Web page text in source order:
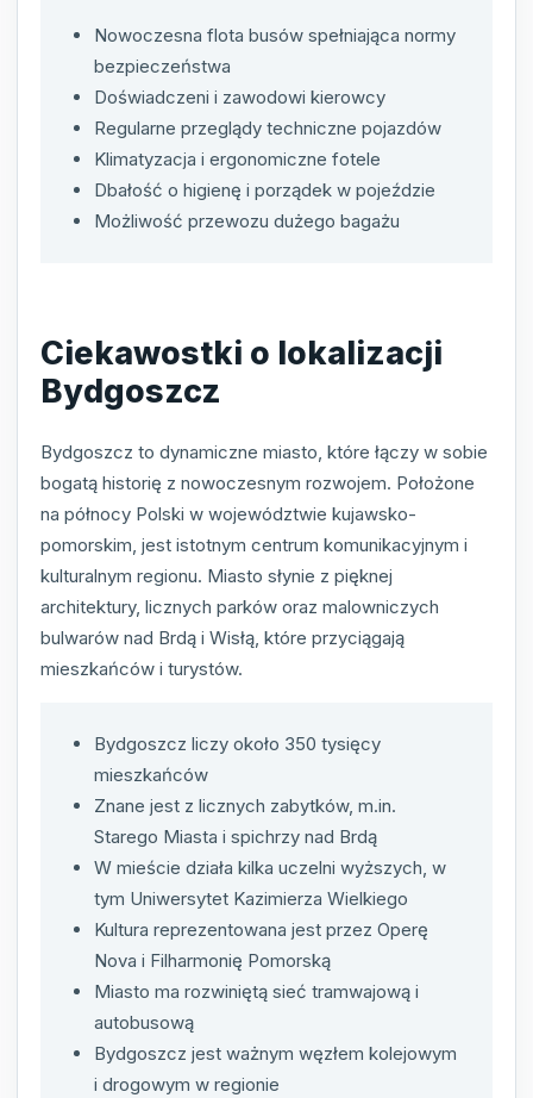
Nowoczesna flota busów spełniająca normy
bezpieczeństwa
Doświadczeni i zawodowi kierowcy
Regularne przeglądy techniczne pojazdów
Klimatyzacja i ergonomiczne fotele
Dbałość o higienę i porządek w pojeździe
Możliwość przewozu dużego bagażu
Ciekawostki o lokalizacji
Bydgoszcz
Bydgoszcz to dynamiczne miasto, które łączy w sobie
bogatą historię z nowoczesnym rozwojem. Położone
na północy Polski w województwie kujawsko-
pomorskim, jest istotnym centrum komunikacyjnym i
kulturalnym regionu. Miasto słynie z pięknej
architektury, licznych parków oraz malowniczych
bulwarów nad Brdą i Wisłą, które przyciągają
mieszkańców i turystów.
Bydgoszcz liczy około 350 tysięcy
mieszkańców
Znane jest z licznych zabytków, m.in.
Starego Miasta i spichrzy nad Brdą
W mieście działa kilka uczelni wyższych, w
tym Uniwersytet Kazimierza Wielkiego
Kultura reprezentowana jest przez Operę
Nova i Filharmonię Pomorską
Miasto ma rozwiniętą sieć tramwajową i
autobusową
Bydgoszcz jest ważnym węzłem kolejowym
i drogowym w regionie